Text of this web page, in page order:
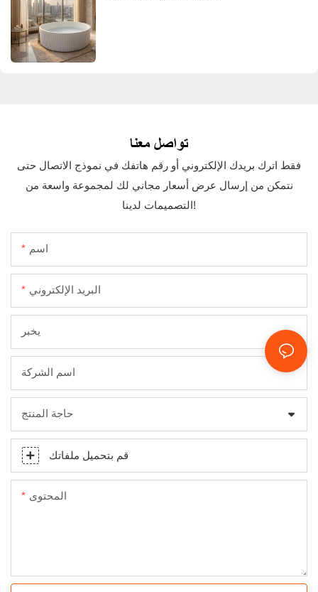
تواصل معنا
فقط اترك بريدك الإلكتروني أو رقم هاتفك في نموذج الاتصال حتى
نتمكن من إرسال عرض أسعار مجاني لك لمجموعة واسعة من
التصميمات لدينا!
اسم
البريد الإلكتروني
يخبر
اسم الشركة
حاجة المنتج
قم بتحميل ملفاتك
المحتوى